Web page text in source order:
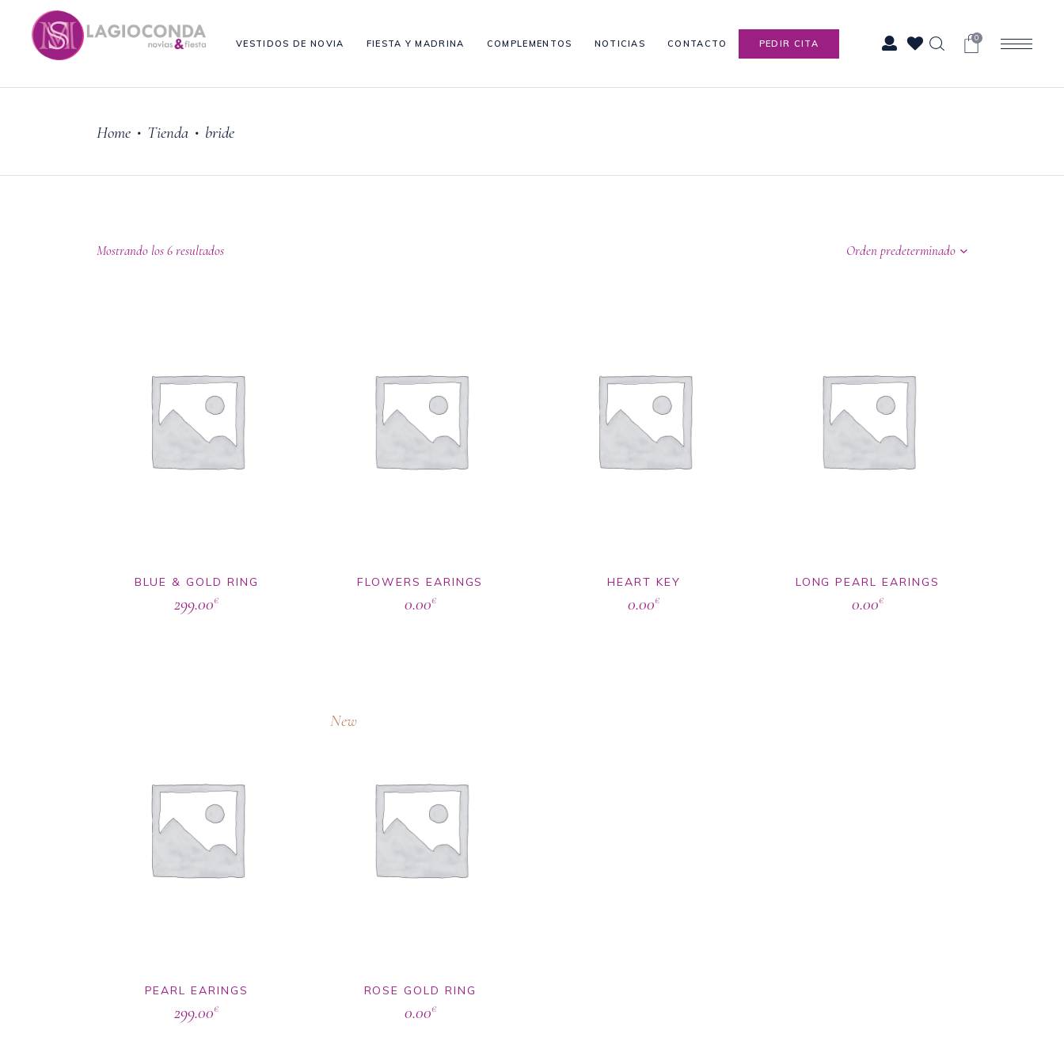
VESTIDOS DE NOVIA FIESTA Y MADRINA COMPLEMENTOS NOTICIAS CONTACTO PEDIR CITA 0
Home • Tienda • bride
Mostrando los 6 resultados Orden predeterminado
BLUE & GOLD RING
299.00€
FLOWERS EARINGS
0.00€
HEART KEY
0.00€
LONG PEARL EARINGS
0.00€
PEARL EARINGS
299.00€
New
ROSE GOLD RING
0.00€